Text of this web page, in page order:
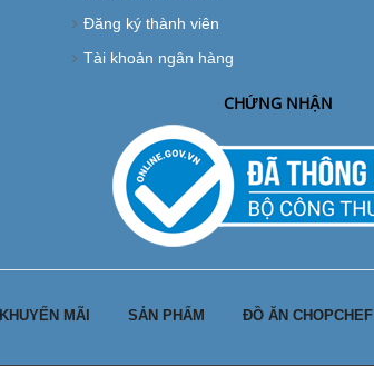
Đăng ký thành viên
Tài khoản ngân hàng
CHỨNG NHẬN
KHUYẾN MÃI SẢN PHẨM ĐỒ ĂN CHOPCHEF